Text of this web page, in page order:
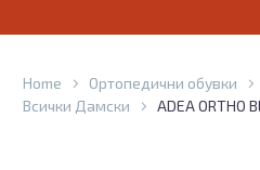
Home Ортопедични обувки
Всички Дамски
ADEA ORTHO